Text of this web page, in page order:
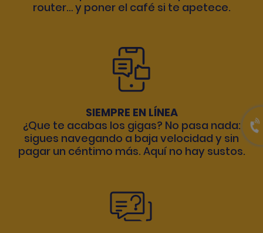
router… y poner el café si te apetece.
SIEMPRE EN LÍNEA
¿Que te acabas los gigas? No pasa nada:
sigues navegando a baja velocidad y sin
pagar un céntimo más. Aquí no hay sustos.